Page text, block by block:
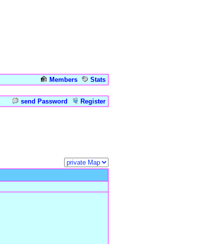
Members
Stats
send Password Register